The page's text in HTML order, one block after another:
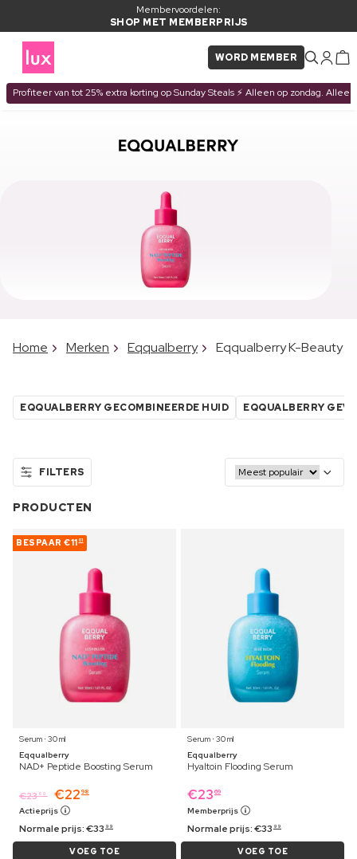
Membervoordelen:
SHOP MET MEMBERPRIJS
WORD MEMBER
Profiteer van tot 25% extra korting op Sunday Steals ⚡ Alleen op zondag.
Home Merken Eqqualberry Eqqualberry K-Beauty
EQQUALBERRY GECOMBINEERDE HUID EQQUALBERRY
FILTERS
PRODUCTEN
BESPAAR €11 01
Serum ⋅ 30 ml
Eqqualberry
NAD+ Peptide Boosting Serum
€23 69 €22 98
Actieprijs
Normale prijs:€33 99
VOEG TOE
Serum ⋅ 30 ml
Eqqualberry
Hyaltoin Flooding Serum
€23 69
Memberprijs
Normale prijs:€33 99
VOEG TOE